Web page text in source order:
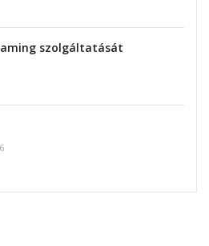
szolgáltatását